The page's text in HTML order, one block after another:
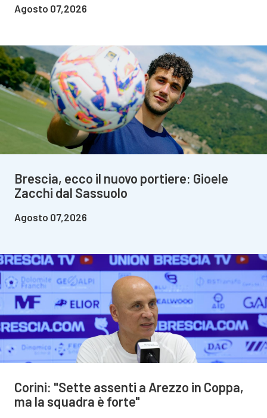
Agosto 07,2026
Brescia, ecco il nuovo portiere: Gioele
Zacchi dal Sassuolo
Agosto 07,2026
Corini: "Sette assenti a Arezzo in Coppa,
ma la squadra è forte"